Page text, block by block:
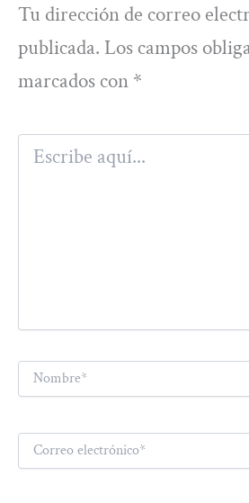
Tu dirección de correo
publicada. Los campos
marcados con *
Escribe
aquí...
Nombre*
Correo
electrónico*